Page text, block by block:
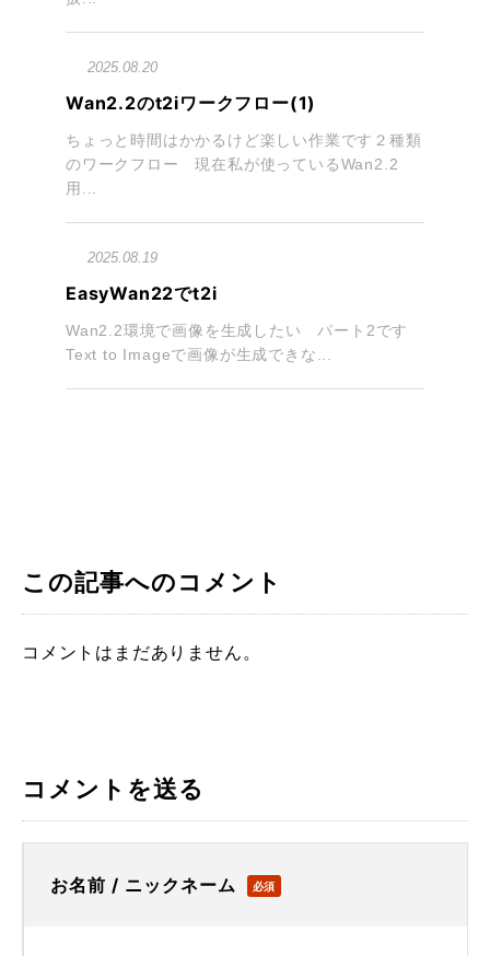
2025.08.20
Wan2.2のt2iワークフロー(1)
ちょっと時間はかかるけど楽しい作業です２種類
のワークフロー 現在私が使っているWan2.2
用...
2025.08.19
EasyWan22でt2i
Wan2.2環境で画像を生成したい パート2です
Text to Imageで画像が生成できな...
この記事へのコメント
コメントはまだありません。
コメントを送る
お名前 / ニックネーム 必須